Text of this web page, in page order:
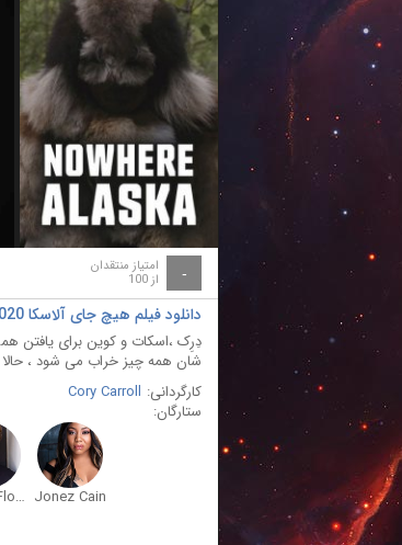
- امتیاز منتقدان
از 100
دانلود فیلم هیچ جای آلاسکا Nowhere Alaska 2020
دِرِک ،اسکات و کوین برای یافتن
شان همه چیز خراب می شود ، حالا
کارگردانی: Cory Carroll
ستارگان:
Jonez Cain
Conner Floyd